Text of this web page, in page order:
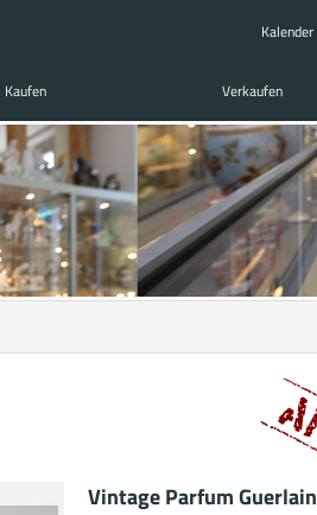
Kalender
Kaufen Verkaufen
Vintage Parfum Guerlain